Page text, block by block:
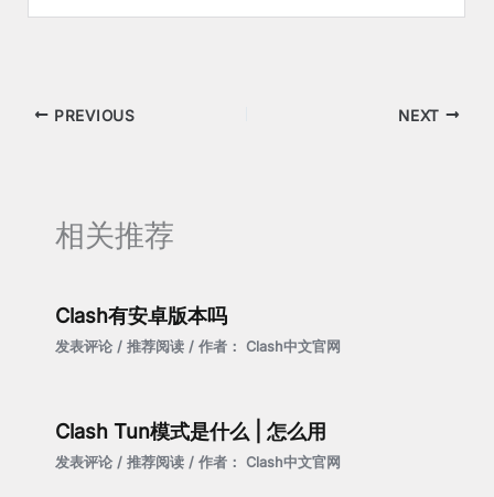
PREVIOUS NEXT
相关推荐
Clash有安卓版本吗
发表评论 / 推荐阅读/ 作者： Clash中文官网
Clash Tun模式是什么 | 怎么用
发表评论 / 推荐阅读/ 作者： Clash中文官网